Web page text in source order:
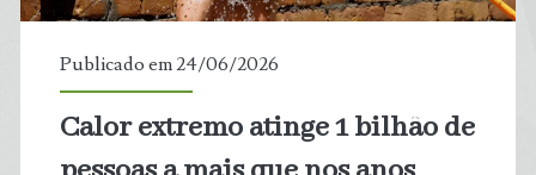
Publicado em 24/06/2026
Calor extremo atinge 1 bilhão de